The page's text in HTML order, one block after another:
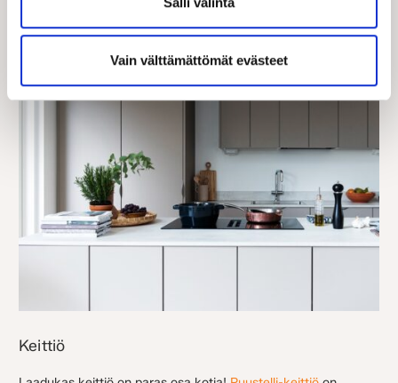
Vain välttämättömät evästeet
Keittiö